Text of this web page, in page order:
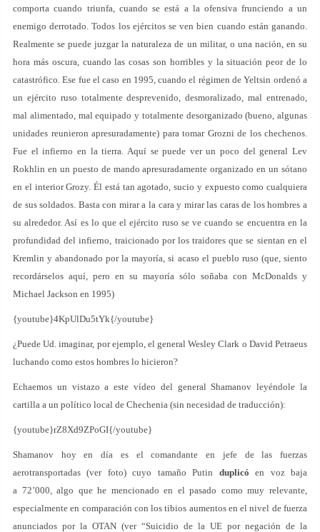
comporta cuando triunfa, cuando se está a la ofensiva frunciendo a un
enemigo derrotado. Todos los ejércitos se ven bien cuando están ganando.
Realmente se puede juzgar la naturaleza de un militar, o una nación, en su
hora más oscura, cuando las cosas son horribles y la situación peor de lo
catastrófico. Ese fue el caso en 1995, cuando el régimen de Yeltsin ordenó a
un ejército ruso totalmente desprevenido, desmoralizado, mal entrenado,
mal alimentado, mal equipado y totalmente desorganizado (bueno, algunas
unidades reunieron apresuradamente) para tomar Grozni de los chechenos.
Fue el infierno en la tierra. Aquí se puede ver un poco del general Lev
Rokhlin en un puesto de mando apresuradamente organizado en un sótano
en el interior Grozy. Él está tan agotado, sucio y expuesto como cualquiera
de sus soldados. Basta con mirar a la cara y mirar las caras de los hombres a
su alrededor. Así es lo que el ejército ruso se ve cuando se encuentra en la
profundidad del infierno, traicionado por los traidores que se sientan en el
Kremlin y abandonado por la mayoría, si acaso el pueblo ruso (que, siento
recordárselos aquí, pero en su mayoría sólo soñaba con McDonalds y
Michael Jackson en 1995)
{youtube}4KpUlDu5tYk{/youtube}
¿Puede Ud. imaginar, por ejemplo, el general Wesley Clark o David Petraeus
luchando como estos hombres lo hicieron?
Echaemos un vistazo a este vídeo del general Shamanov leyéndole la
cartilla a un político local de Chechenia (sin necesidad de traducción):
{youtube}rZ8Xd9ZPoGI{/youtube}
Shamanov hoy en día es el comandante en jefe de las fuerzas
aerotransportadas (ver foto) cuyo tamaño Putin duplicó en voz baja
a 72’000, algo que he mencionado en el pasado como muy relevante,
especialmente en comparación con los tibios aumentos en el nivel de fuerza
anunciados por la OTAN (ver “Suicidio de la UE por negación de la